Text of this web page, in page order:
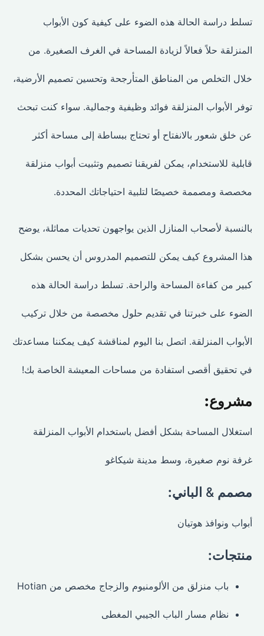
تسلط دراسة الحالة هذه الضوء على كيفية كون الأبواب
المنزلقة حلاً فعالاً لزيادة المساحة في الغرف الصغيرة. من
خلال التخلص من المناطق المتأرجحة وتحسين تصميم الأرضية،
توفر الأبواب المنزلقة فوائد وظيفية وجمالية. سواء كنت تبحث
عن خلق شعور بالانفتاح أو تحتاج ببساطة إلى مساحة أكثر
قابلية للاستخدام، يمكن لفريقنا تصميم وتثبيت أبواب منزلقة
مخصصة ومصممة خصيصًا لتلبية احتياجاتك المحددة.
بالنسبة لأصحاب المنازل الذين يواجهون تحديات مماثلة، يوضح
هذا المشروع كيف يمكن للتصميم المدروس أن يحسن بشكل
كبير من كفاءة المساحة والراحة. تسلط دراسة الحالة هذه
الضوء على خبرتنا في تقديم حلول مخصصة من خلال تركيب
الأبواب المنزلقة. اتصل بنا اليوم لمناقشة كيف يمكننا مساعدتك
في تحقيق أقصى استفادة من مساحات المعيشة الخاصة بك!
مشروع:
استغلال المساحة بشكل أفضل باستخدام الأبواب المنزلقة
غرفة نوم صغيرة، وسط مدينة شيكاغو
مصمم&الباني:
أبواب ونوافذ هوتيان
منتجات:
باب منزلق من الألومنيوم والزجاج مخصص من Hotian
نظام مسار الباب الجيبي المغطى